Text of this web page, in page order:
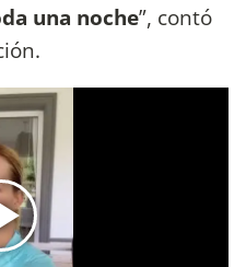
una noche”, contó